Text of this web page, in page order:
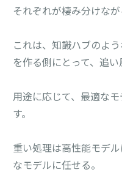
それぞれが棲み分けなが
これは、知識ハブのよ
を作る側にとって、追い
用途に応じて、最適な
す。
重い処理は高性能モデ
なモデルに任せる。